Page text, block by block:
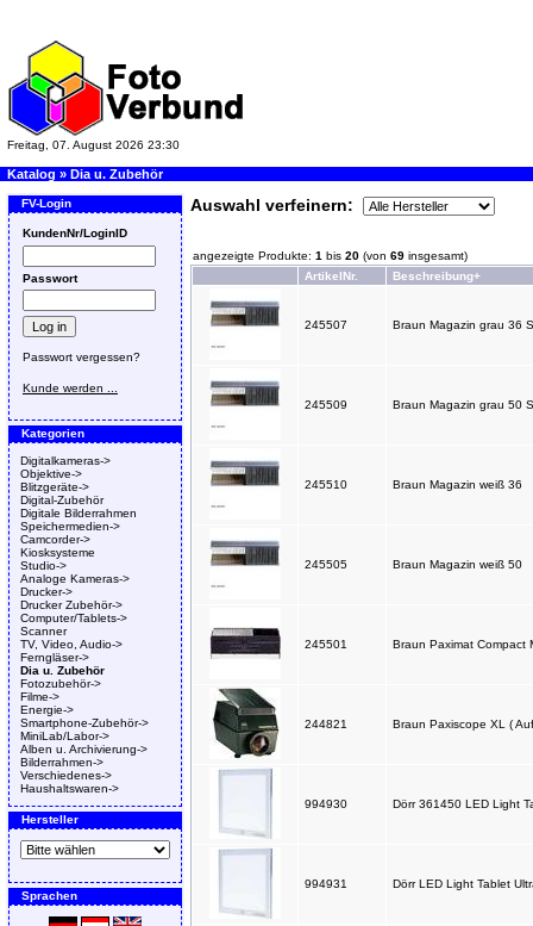
Freitag, 07. August 2026 23:30
Katalog » Dia u. Zubehör
FV-Login
KundenNr/LoginID
Passwort
Passwort vergessen?
Kunde werden ...
Kategorien
Digitalkameras->
Objektive->
Blitzgeräte->
Digital-Zubehör
Digitale Bilderrahmen
Speichermedien->
Camcorder->
Kiosksysteme
Studio->
Analoge Kameras->
Drucker->
Drucker Zubehör->
Computer/Tablets->
Scanner
TV, Video, Audio->
Ferngläser->
Dia u. Zubehör
Fotozubehör->
Filme->
Energie->
Smartphone-Zubehör->
MiniLab/Labor->
Alben u. Archivierung->
Bilderrahmen->
Verschiedenes->
Haushaltswaren->
Hersteller
Sprachen
Auswahl verfeinern:
angezeigte Produkte: 1 bis 20 (von 69 insgesamt)
ArtikelNr.
Beschreibung+
245507 Braun Magazin grau 36 S
245509 Braun Magazin grau 50 S
245510 Braun Magazin weiß 36
245505 Braun Magazin weiß 50
245501 Braun Paximat Compact
244821 Braun Paxiscope XL (
994930 Dörr 361450 LED Light
994931 Dörr LED Light Tablet